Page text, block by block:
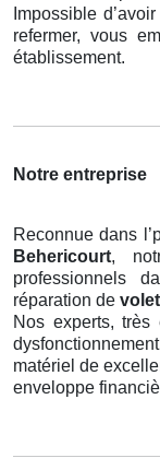
Impossible
refermer, vous
établissement.
Notre entreprise
Reconnue dans
Behericourt,
professionnels
réparation de
Nos experts, très
matériel de
enveloppe